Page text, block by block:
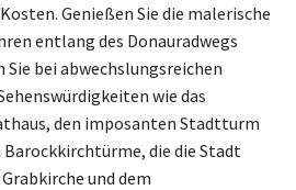
Genießen Sie die malerische
entlang des Donauradwegs
Sie bei abwechslungsreichen
wie das
den imposanten Stadtturm
die die Stadt
und dem